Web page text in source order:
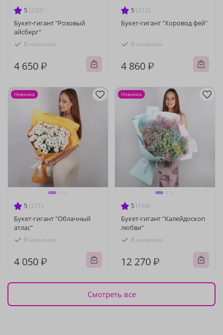
5 (220)
Букет-гигант "Розовый
айсберг"
В наличии
4 650 ₽
5 (212)
Букет-гигант "Хоровод фей"
В наличии
4 860 ₽
5 (271)
Букет-гигант "Облачный
атлас"
В наличии
4 050 ₽
Новинка
5 (164)
Букет-гигант "Калейдоскоп
любви"
В наличии
12 270 ₽
Новинка
Смотреть все